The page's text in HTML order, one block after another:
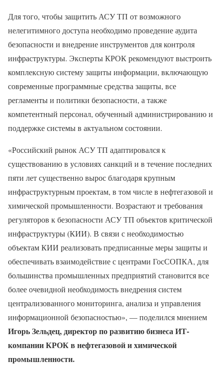
Для того, чтобы защитить АСУ ТП от возможного
нелегитимного доступа необходимо проведение аудита
безопасности и внедрение инструментов для контроля
инфраструктуры. Эксперты КРОК рекомендуют выстроить
комплексную систему защиты информации, включающую
современные программные средства защиты, все
регламенты и политики безопасности, а также
компетентный персонал, обученный администрированию и
поддержке системы в актуальном состоянии.
«Российский рынок АСУ ТП адаптировался к
существованию в условиях санкций и в течение последних
пяти лет существенно вырос благодаря крупным
инфраструктурным проектам, в том числе в нефтегазовой и
химической промышленности. Возрастают и требования
регуляторов к безопасности АСУ ТП объектов критической
инфраструктуры (КИИ). В связи с необходимостью
объектам КИИ реализовать предписанные меры защиты и
обеспечивать взаимодействие с центрами ГосСОПКА, для
большинства промышленных предприятий становится все
более очевидной необходимость внедрения систем
централизованного мониторинга, анализа и управления
информационной безопасностью», — поделился мнением
Игорь Зельдец, директор по развитию бизнеса ИТ-
компании КРОК в нефтегазовой и химической
промышленности.